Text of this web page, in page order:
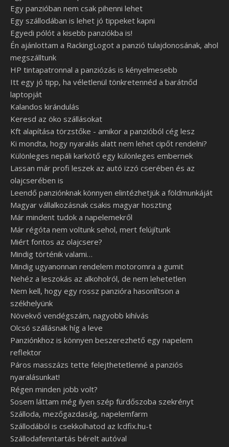
Egy panzióban nem csak pihenni lehet
Egy szállodában is lehet jó tippeket kapni
Egyedi pólót a kisebb panziókba is!
Én ajánlottam a RackingLogot a panzió tulajdonosának, ahol
megszálltunk
HP tintapatronnal a panziózás is kényelmesebb
Itt egy jó tipp, ha véletlenül tönkretennéd a barátnőd
laptopját
Kalandos kirándulás
Keresd az öko szállásokat
Kft alapítása törzstőke - amikor a panzióból cég lesz
Ki mondta, hogy nyaralás alatt nem lehet cipőt rendelni?
Különleges nepáli karkötő egy különleges embernek
Lassan már profi leszek az autó izzó cserében és az
olajcserében is
Leendő panziónknak könnyen elintézhetjük a földmunkáját
Magyar vállalkozásnak csakis magyar hoszting
Már mindent tudok a napelemekről
Már régóta nem voltunk sehol, mert felújítunk
Miért fontos az olajcsere?
Mindig történik valami…
Mindig ugyanonnan rendelem motoromra a gumit
Nehéz a leszokás az alkoholról, de nem lehetetlen
Nem kell, hogy egy rossz panzióra hasonlítson a
székhelyünk
Növekvő vendégszám, nagyobb kihívás
Olcsó szállásnak híg a leve
Panziónkhoz is könnyen beszerezhető egy napelem
reflektor
Páros masszázs tette felejthetetlenné a panziós
nyaralásunkat!
Régen minden jobb volt?
Sosem láttam még ilyen szép fürdőszoba szekrényt
Szálloda, mezőgazdaság, napelemfarm
Szállodából is csekkolhatod az lcdfix.hu-t
Szállodafenntartás bérelt autóval